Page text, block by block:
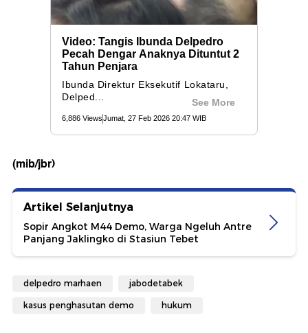
(mib/jbr)
Artikel Selanjutnya
Sopir Angkot M44 Demo, Warga Ngeluh Antre
Panjang Jaklingko di Stasiun Tebet
delpedro marhaen jabodetabek
kasus penghasutan demo hukum